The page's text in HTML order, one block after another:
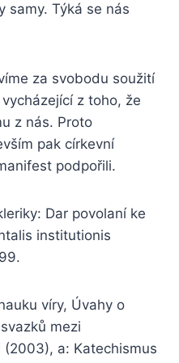
samy. Týká se nás
za svobodu soužití
z toho, že
z nás. Proto
pak církevní
podpořili.
Dar povolaní ke
institutionis
víry, Úvahy o
mezi
a: Katechismus